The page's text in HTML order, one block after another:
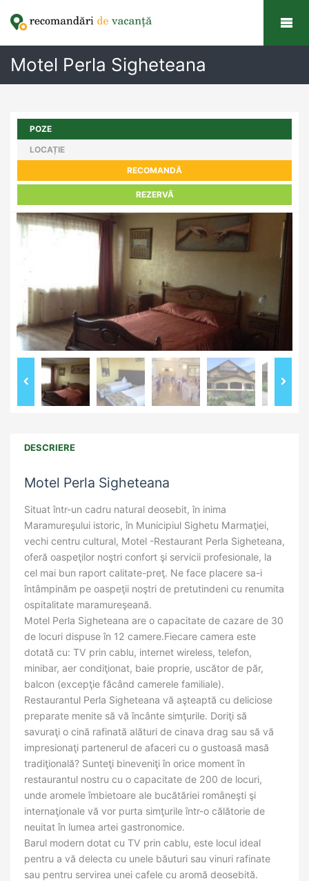
Motel Perla Sigheteana
POZE
LOCAȚIE
RECOMANDĂ
REZERVĂ
DESCRIERE
Motel Perla Sigheteana
Situat într-un cadru natural deosebit, în inima
Maramureşului istoric, în Municipiul Sighetu Marmaţiei,
vechi centru cultural, Motel -Restaurant Perla Sigheteana,
oferă oaspeţilor noştri confort şi servicii profesionale, la
cel mai bun raport calitate-preţ. Ne face placere sa-i
întâmpinăm pe oaspeţii noştri de pretutindeni cu renumita
ospitalitate maramureşeană.
Motel Perla Sigheteana are o capacitate de cazare de 30
de locuri dispuse în 12 camere.Fiecare camera este
dotată cu: TV prin cablu, internet wireless, telefon,
minibar, aer condiţionat, baie proprie, uscător de păr,
balcon (excepţie făcând camerele familiale).
Restaurantul Perla Sigheteana vă aşteaptă cu deliciose
preparate menite să vă încânte simţurile. Doriţi să
savuraţi o cină rafinată alături de cinava drag sau să vă
impresionaţi partenerul de afaceri cu o gustoasă masă
tradiţională? Sunteţi bineveniţi în orice moment în
restaurantul nostru cu o capacitate de 200 de locuri,
unde aromele îmbietoare ale bucătăriei româneşti şi
internaţionale vă vor purta simţurile într-o călătorie de
neuitat în lumea artei gastronomice.
Barul modern dotat cu TV prin cablu, este locul ideal
pentru a vă delecta cu unele băuturi sau vinuri rafinate
sau pentru servirea unei cafele cu aromă deosebită.